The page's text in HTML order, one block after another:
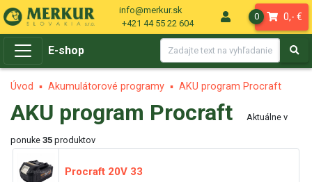
info@merkur.sk
+421 44 55 22 604
0 0,- €
E-shop
Úvod Akumulátorové programy AKU program Procraft
AKU program Procraft Aktuálne v
ponuke 35 produktov
Procraft 20V 33